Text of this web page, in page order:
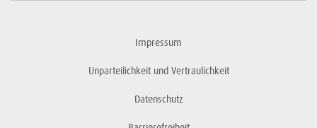
Impressum
Unparteilichkeit und Vertraulichkeit
Datenschutz